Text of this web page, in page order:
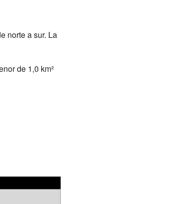
norte a sur. La
de 1,0 km²